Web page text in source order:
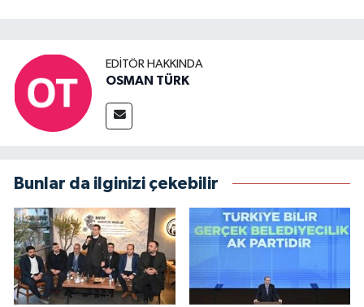
EDITÖR HAKKINDA
OSMAN TÜRK
Bunlar da ilginizi çekebilir